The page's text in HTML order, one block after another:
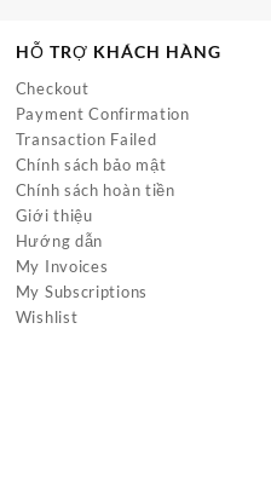
HỖ TRỢ KHÁCH HÀNG
Checkout
Payment Confirmation
Transaction Failed
Chính sách bảo mật
Chính sách hoàn tiền
Giới thiệu
Hướng dẫn
My Invoices
My Subscriptions
Wishlist